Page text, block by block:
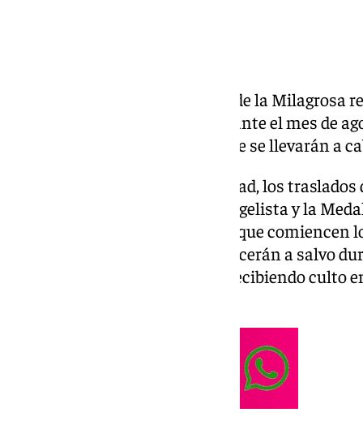
Los titulares de la Hermandad de la Milagrosa
San Juan de Dios de Sevilla durante el mes de
restauración y conservación que se llevarán a
Según ha explicado la hermandad, los
de la Esperanza, San Juan Evangelista y la
de forma privada, días antes de que
manera, las imágenes permanecerán a salvo
mismo tiempo, podrán seguir recibiendo culto